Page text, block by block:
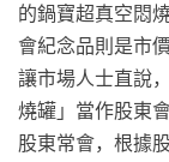
的鍋寶超真空悶
會紀念品則是市
讓市場人士直說
燒罐」當作股東
股東常會，根據